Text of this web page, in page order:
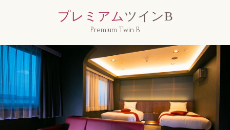
プレミアムツインB
Premium Twin B